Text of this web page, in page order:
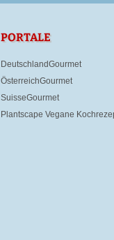
PORTALE
DeutschlandGourmet
ÖsterreichGourmet
SuisseGourmet
Plantscape Vegane